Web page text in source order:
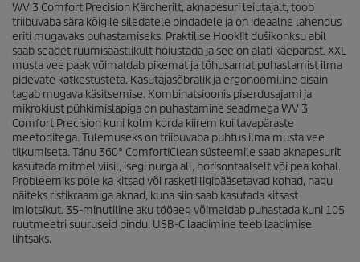
e
WV 3 Comfort Precision Kärcherilt, aknapesuri leiutajalt, toob
triibuvaba sära kõigile siledatele pindadele ja on ideaalne lahendus
eriti mugavaks puhastamiseks. Praktilise Hook!It dušikonksu abil
saab seadet ruumisäästlikult hoiustada ja see on alati käepärast. XXL
musta vee paak võimaldab pikemat ja tõhusamat puhastamist ilma
pidevate katkestusteta. Kasutajasõbralik ja ergonoomiline disain
tagab mugava käsitsemise. Kombinatsioonis piserdusajami ja
mikrokiust pühkimislapiga on puhastamine seadmega WV 3
Comfort Precision kuni kolm korda kiirem kui tavapäraste
meetoditega. Tulemuseks on triibuvaba puhtus ilma musta vee
tilkumiseta. Tänu 360° Comfort!Clean süsteemile saab aknapesurit
kasutada mitmel viisil, isegi nurga all, horisontaalselt või pea kohal.
Probleemiks pole ka kitsad või rasketi ligipääsetavad kohad, nagu
näiteks ristikraamiga aknad, kuna siin saab kasutada kitsast
imiotsikut. 35-minutiline aku tööaeg võimaldab puhastada kuni 105
ruutmeetri suuruseid pindu. USB-C laadimine teeb laadimise
lihtsaks.